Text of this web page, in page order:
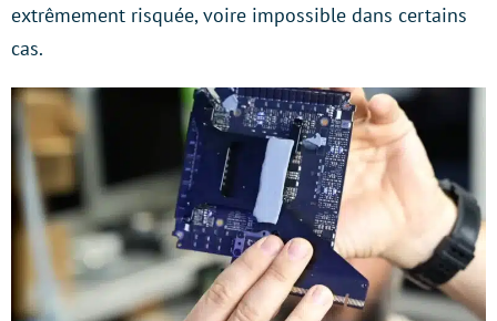
extrêmement risquée, voire impossible dans certains
cas.